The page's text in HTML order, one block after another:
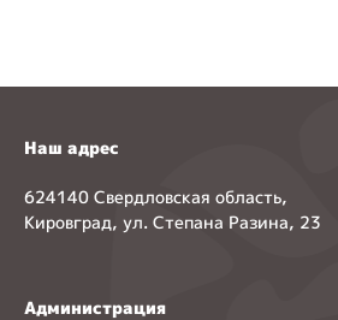
Наш адрес
624140 Свердловская область,
Кировград, ул. Степана Разина, 23
Администрация